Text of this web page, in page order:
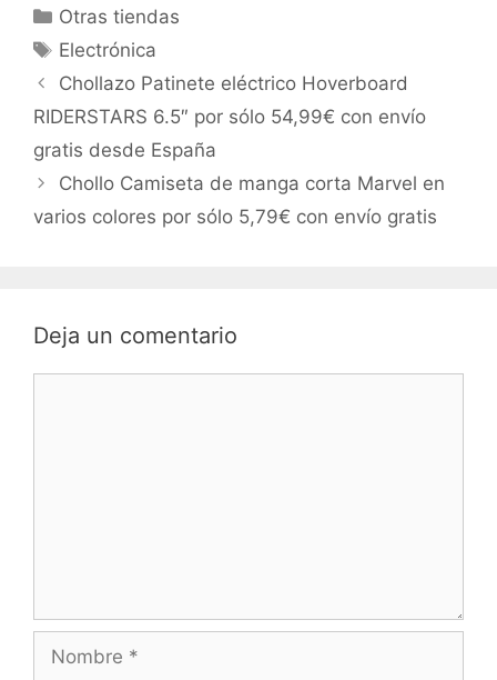
Categorías
Otras tiendas
Etiquetas
Electrónica
Chollazo Patinete eléctrico Hoverboard
RIDERSTARS 6.5″ por sólo 54,99€ con envío
gratis desde España
Chollo Camiseta de manga corta Marvel en
varios colores por sólo 5,79€ con envío gratis
Deja un comentario
Nombre